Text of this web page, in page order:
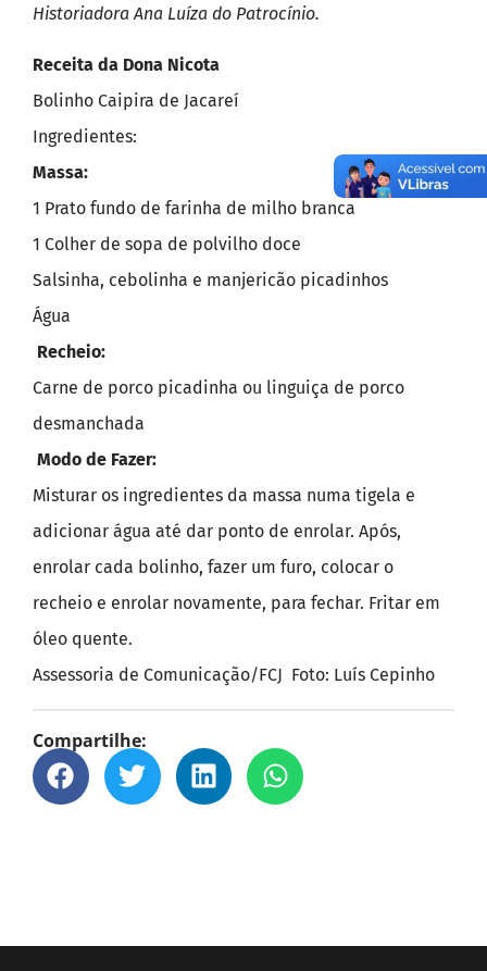
Historiadora Ana Luíza do Patrocínio.
Receita da Dona Nicota
Bolinho Caipira de Jacareí
Ingredientes:
Massa:
1 Prato fundo de farinha de milho branca
1 Colher de sopa de polvilho doce
Salsinha, cebolinha e manjericão picadinhos
Água
Recheio:
Carne de porco picadinha ou linguiça de porco
desmanchada
Modo de Fazer:
Misturar os ingredientes da massa numa tigela e
adicionar água até dar ponto de enrolar. Após,
enrolar cada bolinho, fazer um furo, colocar o
recheio e enrolar novamente, para fechar. Fritar em
óleo quente.
Assessoria de Comunicação/FCJ Foto: Luís Cepinho
Compartilhe: